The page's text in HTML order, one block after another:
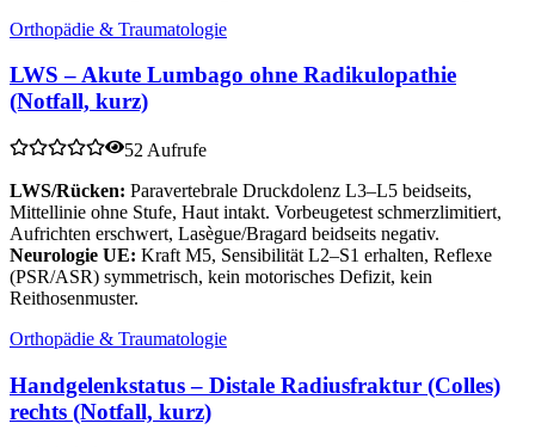
Orthopädie & Traumatologie
LWS – Akute Lumbago ohne Radikulopathie
(Notfall, kurz)
52 Aufrufe
LWS/Rücken: Paravertebrale Druckdolenz L3–L5 beidseits,
Mittellinie ohne Stufe, Haut intakt. Vorbeugetest schmerzlimitiert,
Aufrichten erschwert, Lasègue/Bragard beidseits negativ.
Neurologie UE: Kraft M5, Sensibilität L2–S1 erhalten, Reflexe
(PSR/ASR) symmetrisch, kein motorisches Defizit, kein
Reithosenmuster.
Orthopädie & Traumatologie
Handgelenkstatus – Distale Radiusfraktur (Colles)
rechts (Notfall, kurz)